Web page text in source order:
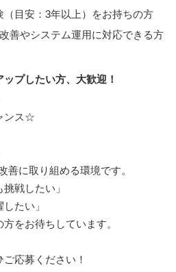
目安：3年以上）をお持ちの方
善やシステム運用に対応できる方
プしたい方、大歓迎！
ンス☆
善に取り組める環境です。
戦したい」
たい」
をお待ちしています。
応募ください！